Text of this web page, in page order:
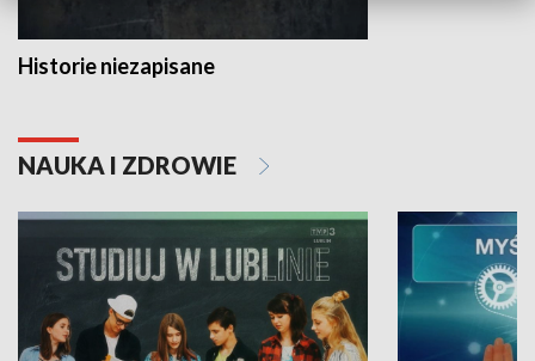
Historie niezapisane
NAUKA I ZDROWIE